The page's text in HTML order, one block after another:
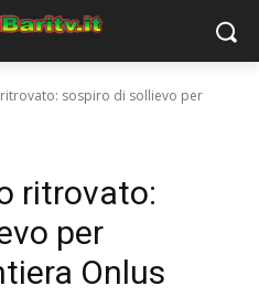
sospiro di sollievo per
ritrovato:
per
Onlus